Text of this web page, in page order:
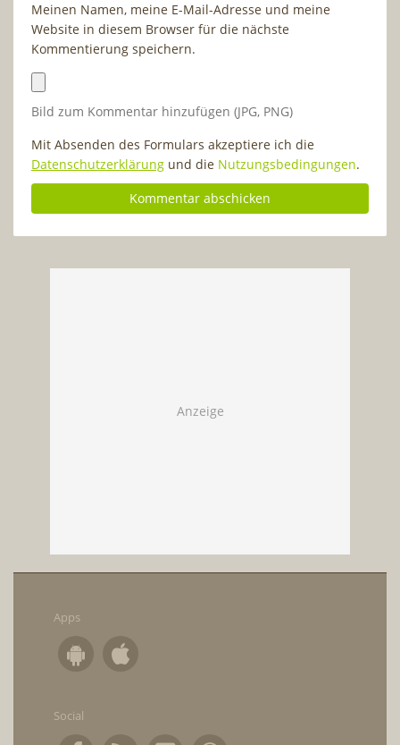
Meinen Namen, meine E-Mail-Adresse und meine
Website in diesem Browser für die nächste
Kommentierung speichern.
Bild zum Kommentar hinzufügen (JPG, PNG)
Mit Absenden des Formulars akzeptiere ich die
Datenschutzerklärung und die Nutzungsbedingungen.
Apps
Social